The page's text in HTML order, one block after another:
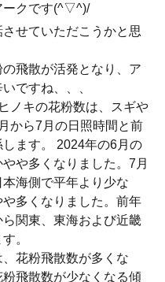
ークです(^▽^)/
せていただこうかと思
飛散が活発となり、ア
ですね、、、
ノキの花粉数は、スギや
から7月の日照時間と前
ます。 2024年の6月の
や多くなりました。7月
海側で平年より少な
多くなりました。前年
関東、東海および近畿
。
花粉飛散数が多くな
飛散数が少なくなる傾